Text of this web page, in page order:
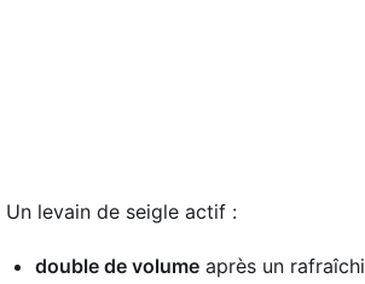
Un levain de seigle actif :
double de volume après un rafraîchi